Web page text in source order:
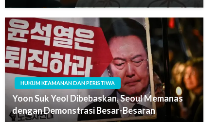
HUKUM KEAMANAN DAN PERISTIWA
Yoon Suk Yeol Dibebaskan, Seoul Memanas
dengan Demonstrasi Besar-Besaran